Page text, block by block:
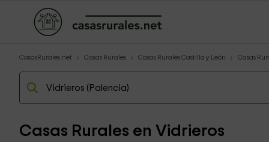
CasasRurales.net Casas Rurales Casas Rurales Castilla y León Casas
Casas Rurales en Vidrieros